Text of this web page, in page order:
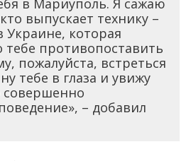
в Мариуполь. Я сажаю
выпускает технику –
которая
тебе противопоставить
пожалуйста, встреться
тебе в глаза и увижу
– добавил